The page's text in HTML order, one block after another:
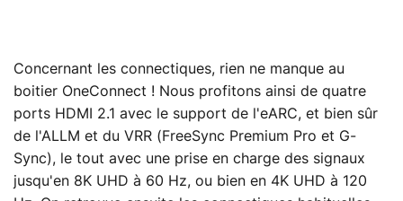
Concernant les connectiques, rien ne manque au
boitier OneConnect ! Nous profitons ainsi de quatre
ports HDMI 2.1 avec le support de l'eARC, et bien sûr
de l'ALLM et du VRR (FreeSync Premium Pro et G-
Sync), le tout avec une prise en charge des signaux
jusqu'en 8K UHD à 60 Hz, ou bien en 4K UHD à 120